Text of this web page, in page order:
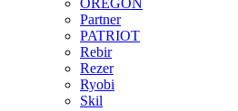
OREGON
Partner
PATRIOT
Rebir
Rezer
Ryobi
Skil